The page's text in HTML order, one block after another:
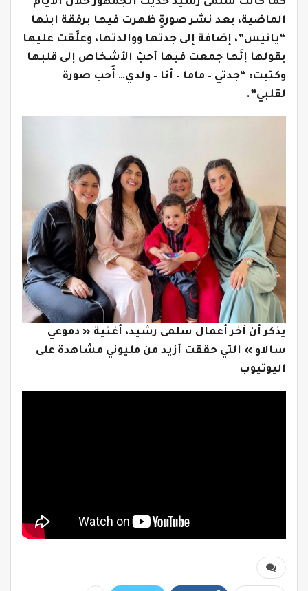
الماضية، بعد نشر صورةٍ ظهرت فيها برفقة ابنها
“يانيس”، إضافة إلى جدتها ووالدتها، وعلَّقت عليها
بقولها إنَّها جمعت فيها أحبّ الأشخاص إلى قلبها
وكتبت: “جدتي – ماما – أنا – ولدي… أَحب صورة
لقلبي”.
يذكر أن آخر أعمال سلمى رشيد، أغنية « دموعي
سالاو » التي حققت أزيد من مليوني مشاهدة على
اليوتيوب